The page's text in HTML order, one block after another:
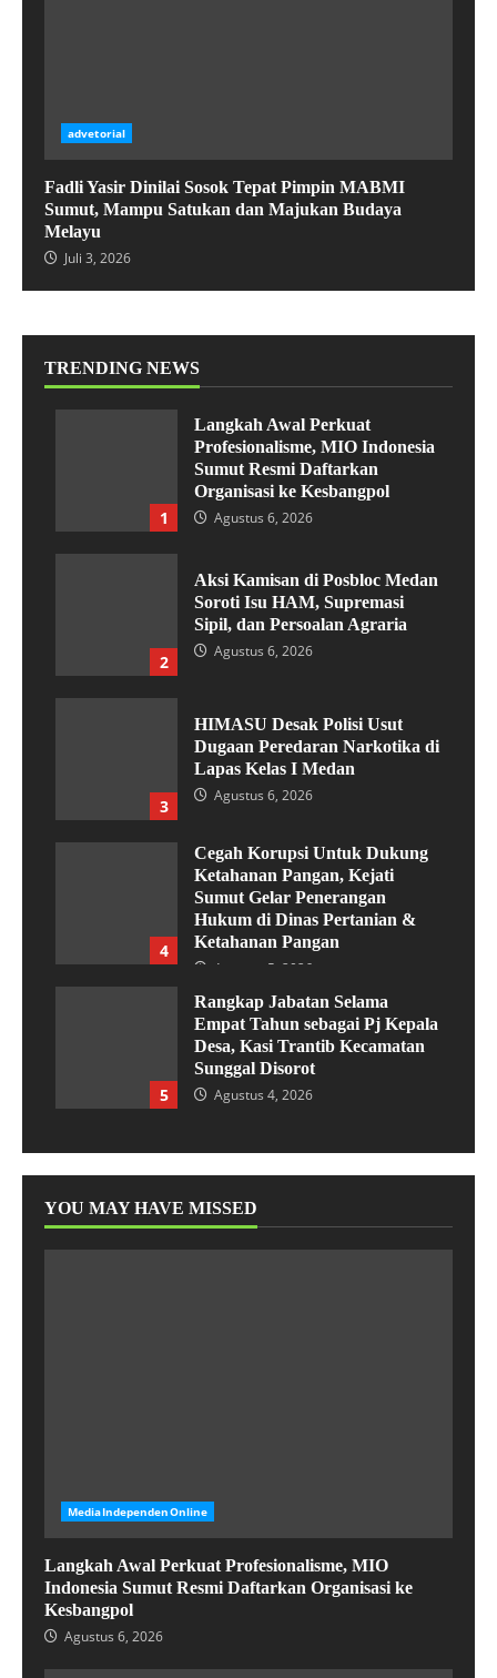
advetorial
Fadli Yasir Dinilai Sosok Tepat Pimpin MABMI
Sumut, Mampu Satukan dan Majukan Budaya
Melayu
Juli 3, 2026
TRENDING NEWS
1
Langkah Awal Perkuat
Profesionalisme, MIO Indonesia
Sumut Resmi Daftarkan
Organisasi ke Kesbangpol
Agustus 6, 2026
2
Aksi Kamisan di Posbloc Medan
Soroti Isu HAM, Supremasi
Sipil, dan Persoalan Agraria
Agustus 6, 2026
3
HIMASU Desak Polisi Usut
Dugaan Peredaran Narkotika di
Lapas Kelas I Medan
Agustus 6, 2026
4
Cegah Korupsi Untuk Dukung
Ketahanan Pangan, Kejati
Sumut Gelar Penerangan
Hukum di Dinas Pertanian &
Ketahanan Pangan
Agustus 5, 2026
5
Rangkap Jabatan Selama
Empat Tahun sebagai Pj Kepala
Desa, Kasi Trantib Kecamatan
Sunggal Disorot
Agustus 4, 2026
YOU MAY HAVE MISSED
MediaIndependenOnline
Langkah Awal Perkuat Profesionalisme, MIO
Indonesia Sumut Resmi Daftarkan Organisasi ke
Kesbangpol
Agustus 6, 2026